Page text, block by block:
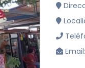
Email: